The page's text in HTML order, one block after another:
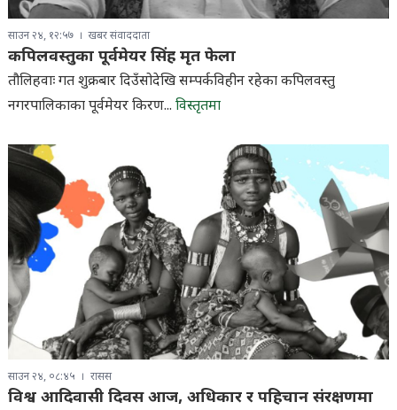
साउन २४, १२:५७ खबर संवाददाता
कपिलवस्तुका पूर्वमेयर सिंह मृत फेला
तौलिहवाः गत शुक्रबार दिउँसोदेखि सम्पर्कविहीन रहेका कपिलवस्तु
नगरपालिकाका पूर्वमेयर किरण... विस्तृतमा
साउन २४, ०८:४५ रासस
विश्व आदिवासी दिवस आज, अधिकार र पहिचान संरक्षणमा